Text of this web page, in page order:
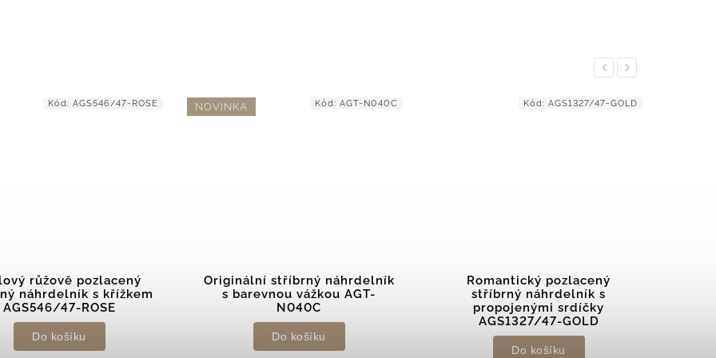
Previous
stříbrný náhrdelník
vážkou AGT-
N040C
Do košíku
Kód:AGT-N040C
Romantický pozlacený
stříbrný náhrdelník s
propojenými srdíčky
AGS1327/47-GOLD
Do košíku
AGS1327/47-GOLD
Elegantní stříbrný náhrdelník
se srdíčky AGS1545/47
Do košíku
Kód:AGS1545/47
Next